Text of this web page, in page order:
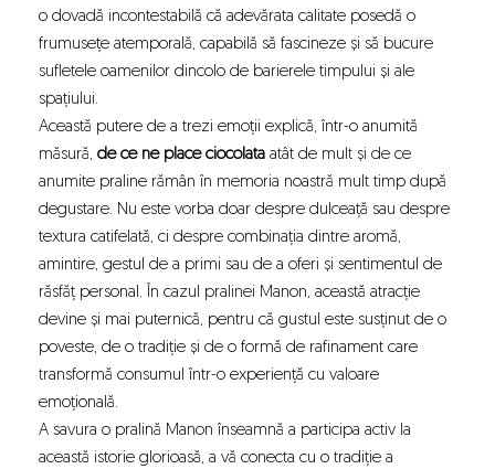
o dovadă incontestabilă că adevărata calitate posedă o
frumusețe atemporală, capabilă să fascineze și să bucure
sufletele oamenilor dincolo de barierele timpului și ale
spațiului.
Această putere de a trezi emoții explică, într-o anumită
măsură, de ce ne place ciocolata atât de mult și de ce
anumite praline rămân în memoria noastră mult timp după
degustare. Nu este vorba doar despre dulceață sau despre
textura catifelată, ci despre combinația dintre aromă,
amintire, gestul de a primi sau de a oferi și sentimentul de
răsfăț personal. În cazul pralinei Manon, această atracție
devine și mai puternică, pentru că gustul este susținut de o
poveste, de o tradiție și de o formă de rafinament care
transformă consumul într-o experiență cu valoare
emoțională.
A savura o pralină Manon înseamnă a participa activ la
această istorie glorioasă, a vă conecta cu o tradiție a